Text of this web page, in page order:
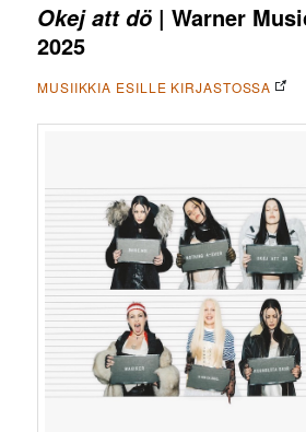
Okej att dö | Warner
2025
MUSIIKKIA ESILLE KIRJASTOSSA